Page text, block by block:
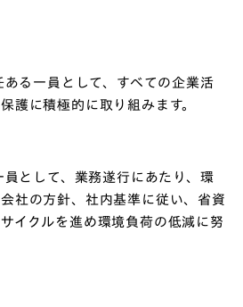
る一員として、すべての企業活
護に積極的に取り組みます。
として、業務遂行にあたり、環
社の方針、社内基準に従い、省資
イクルを進め環境負荷の低減に努